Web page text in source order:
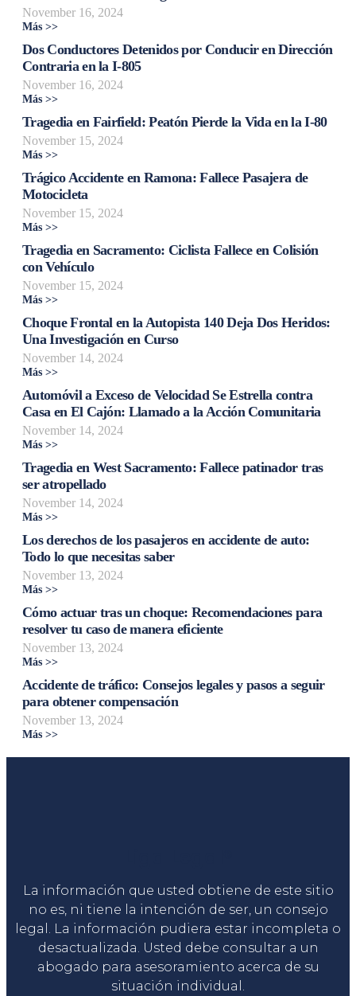
November 16, 2024
Más >>
Dos Conductores Detenidos por Conducir en Dirección
Contraria en la I-805
November 16, 2024
Más >>
Tragedia en Fairfield: Peatón Pierde la Vida en la I-80
November 15, 2024
Más >>
Trágico Accidente en Ramona: Fallece Pasajera de
Motocicleta
November 15, 2024
Más >>
Tragedia en Sacramento: Ciclista Fallece en Colisión
con Vehículo
November 15, 2024
Más >>
Choque Frontal en la Autopista 140 Deja Dos Heridos:
Una Investigación en Curso
November 14, 2024
Más >>
Automóvil a Exceso de Velocidad Se Estrella contra
Casa en El Cajón: Llamado a la Acción Comunitaria
November 14, 2024
Más >>
Tragedia en West Sacramento: Fallece patinador tras
ser atropellado
November 14, 2024
Más >>
Los derechos de los pasajeros en accidente de auto:
Todo lo que necesitas saber
November 13, 2024
Más >>
Cómo actuar tras un choque: Recomendaciones para
resolver tu caso de manera eficiente
November 13, 2024
Más >>
Accidente de tráfico: Consejos legales y pasos a seguir
para obtener compensación
November 13, 2024
Más >>
La información que usted obtiene de este sitio
no es, ni tiene la intención de ser, un consejo
legal. La información pudiera estar incompleta o
desactualizada. Usted debe consultar a un
abogado para asesoramiento acerca de su
situación individual.